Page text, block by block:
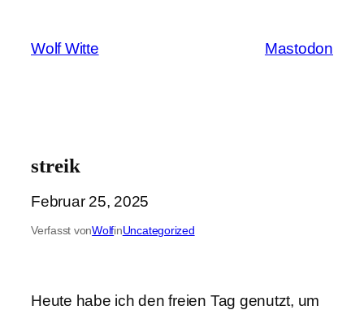
springen
Wolf Witte Mastodon
streik
Februar 25, 2025
Verfasst vonWolfinUncategorized
Heute habe ich den freien Tag genutzt, um